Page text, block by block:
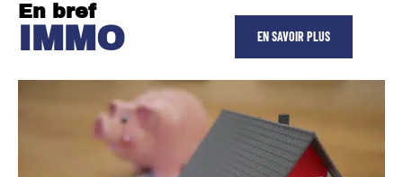
En bref
IMMO EN SAVOIR PLUS